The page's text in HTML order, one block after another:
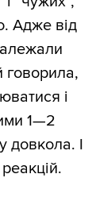
Адже від
говорила,
і
1—2
довкола. І